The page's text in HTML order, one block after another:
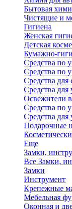
Бытовая
Чистящие и
Гигиена
Женская
Детская
Бумажно-
Средства по
Средства по
Средства для
Средства для
Освежители
Средства по
Средства
Подарочные
Еще
Замки,
Все Замки,
Замки
Инструмент
Крепежные
Мебельная
Оконная и